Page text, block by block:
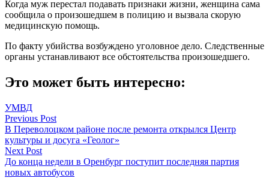
Когда муж перестал подавать признаки жизни, женщина сама
сообщила о произошедшем в полицию и вызвала скорую
медицинскую помощь.
По факту убийства возбуждено уголовное дело. Следственные
органы устанавливают все обстоятельства произошедшего.
Это может быть интересно:
УМВД
Навигация
по
записям
Previous Post
В Переволоцком районе после ремонта открылся Центр
культуры и досуга «Геолог»
Next Post
До конца недели в Оренбург поступит последняя партия
новых автобусов